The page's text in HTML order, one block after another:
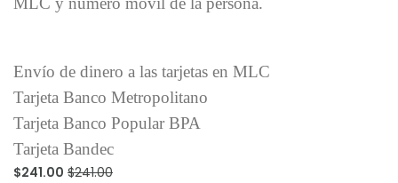
Envío de dinero a las tarjetas en MLC
Tarjeta Banco Metropolitano
Tarjeta Banco Popular BPA
Tarjeta Bandec
$241.00 $241.00